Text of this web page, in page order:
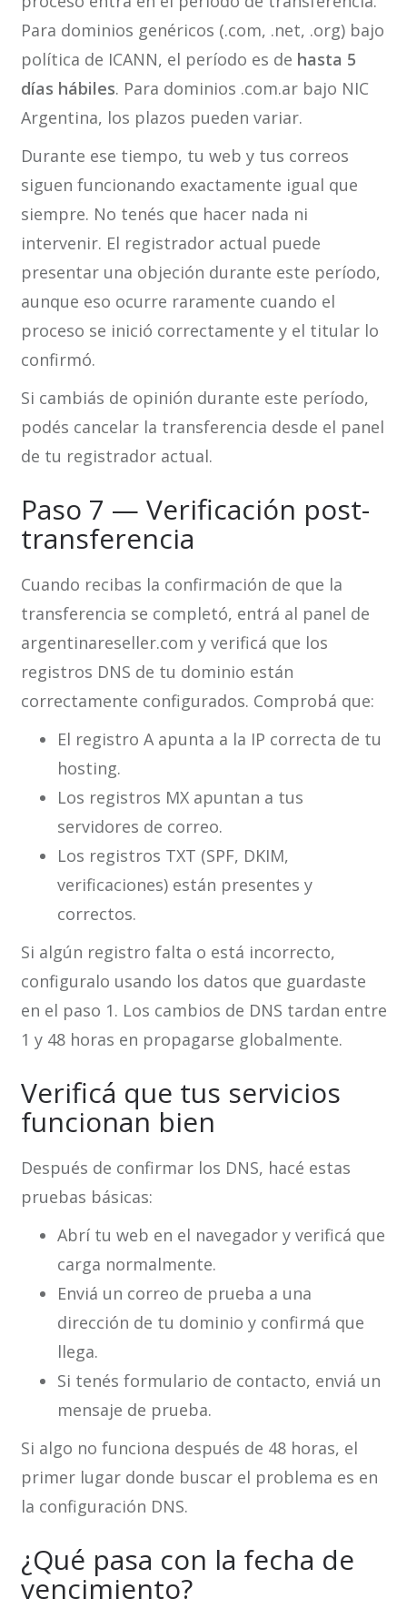
Para dominios genéricos (.com, .net, .org) bajo
política de ICANN, el período es de hasta 5
días hábiles. Para dominios .com.ar bajo NIC
Argentina, los plazos pueden variar.
Durante ese tiempo, tu web y tus correos
siguen funcionando exactamente igual que
siempre. No tenés que hacer nada ni
intervenir. El registrador actual puede
presentar una objeción durante este período,
aunque eso ocurre raramente cuando el
proceso se inició correctamente y el titular lo
confirmó.
Si cambiás de opinión durante este período,
podés cancelar la transferencia desde el panel
de tu registrador actual.
Paso 7 — Verificación post-
transferencia
Cuando recibas la confirmación de que la
transferencia se completó, entrá al panel de
argentinareseller.com y verificá que los
registros DNS de tu dominio están
correctamente configurados. Comprobá que:
El registro A apunta a la IP correcta de tu
hosting.
Los registros MX apuntan a tus
servidores de correo.
Los registros TXT (SPF, DKIM,
verificaciones) están presentes y
correctos.
Si algún registro falta o está incorrecto,
configuralo usando los datos que guardaste
en el paso 1. Los cambios de DNS tardan entre
1 y 48 horas en propagarse globalmente.
Verificá que tus servicios
funcionan bien
Después de confirmar los DNS, hacé estas
pruebas básicas:
Abrí tu web en el navegador y verificá que
carga normalmente.
Enviá un correo de prueba a una
dirección de tu dominio y confirmá que
llega.
Si tenés formulario de contacto, enviá un
mensaje de prueba.
Si algo no funciona después de 48 horas, el
primer lugar donde buscar el problema es en
la configuración DNS.
¿Qué pasa con la fecha de
vencimiento?